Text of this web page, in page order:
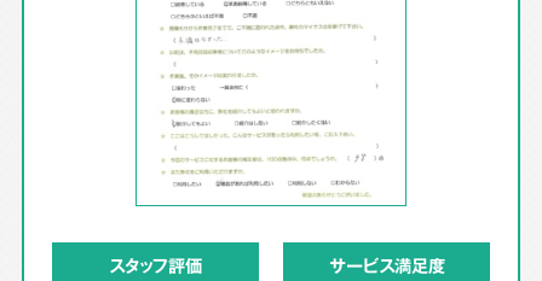
スタッフ評価 サービス満足度